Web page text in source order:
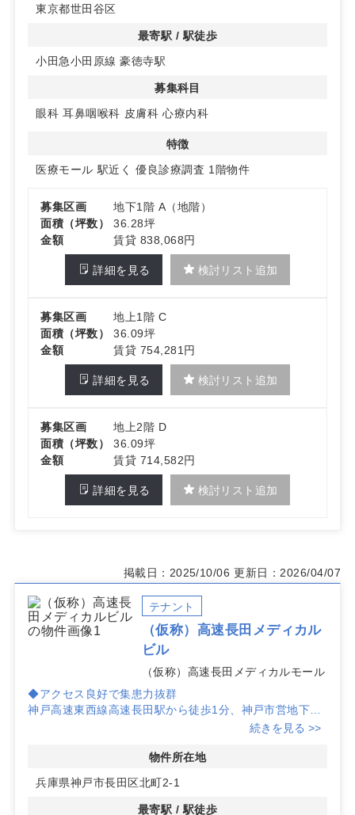
は、医療モールとして設計され、地域医療に貢献すること
を目指しています。耳鼻咽喉科をはじめとする各種診療科
できます。
内科、整形外科、眼科、耳鼻咽喉科、皮膚科、心療内科と
詳細はお問い合わせください。
東京都世田谷区
最寄駅 / 駅徒歩
小田急小田原線 豪徳寺駅
募集科目
眼科 耳鼻咽喉科 皮膚科 心療内科
特徴
医療モール 駅近く 優良診療調査 1階物件
募集区画
地下1階 A（地階）
面積（坪数）
36.28坪
金額
賃貸 838,068円
詳細を見る 検討リスト追加
募集区画
地上1階 C
面積（坪数）
36.09坪
金額
賃貸 754,281円
詳細を見る 検討リスト追加
募集区画
地上2階 D
面積（坪数）
36.09坪
金額
賃貸 714,582円
詳細を見る 検討リスト追加
掲載日：2025/10/06 更新日：2026/04/07
テナント
（仮称）高速長田メディカル
ビル
（仮称）高速長田メディカルモール
◆アクセス良好で集患力抜群
神戸高速東西線高速長田駅から徒歩1分、神戸市営地下鉄
山手線長田駅から徒歩2分という好立地に位置するメディ
もよく集患力を高める立地です。
◆多彩な診療科目に対応可能
内科、小児科、脳神経外科、整形外科、婦人科・産科、眼
続きを見る >>
物件所在地
兵庫県神戸市長田区北町2-1
最寄駅 / 駅徒歩